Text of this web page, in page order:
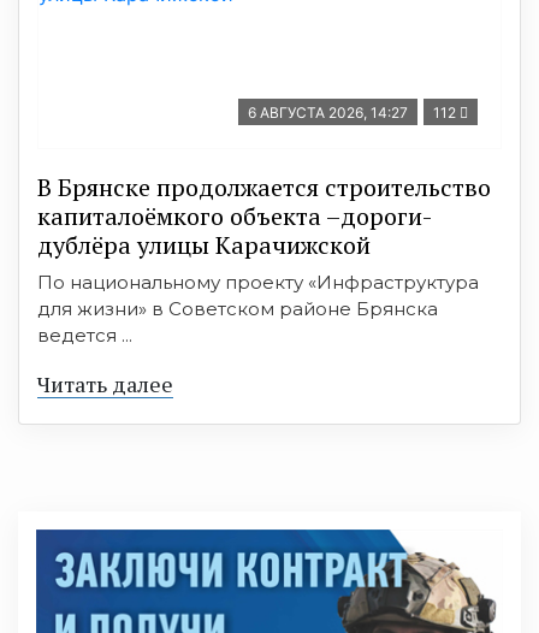
6 АВГУСТА 2026, 14:27 112
В Брянске продолжается строительство
капиталоёмкого объекта –дороги-
дублёра улицы Карачижской
По национальному проекту «Инфраструктура
для жизни» в Советском районе Брянска
ведется ...
Читать далее